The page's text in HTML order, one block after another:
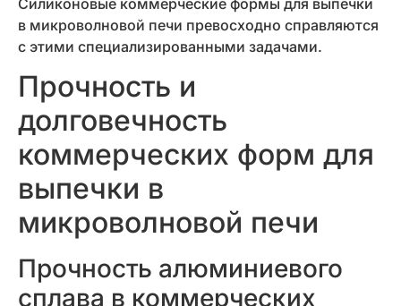
Силиконовые коммерческие формы для выпечки
в микроволновой печи превосходно справляются
с этими специализированными задачами.
Прочность и
долговечность
коммерческих форм для
выпечки в
микроволновой печи
Прочность алюминиевого
сплава в коммерческих